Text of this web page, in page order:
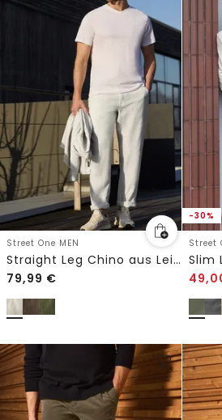
Street One MEN
Straight Leg Chino aus Leinen
79,99 €
-30%
Street